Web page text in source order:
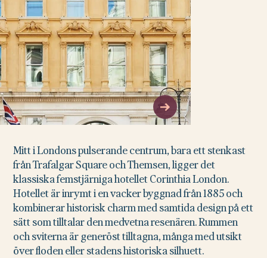
Mitt i Londons pulserande centrum, bara ett stenkast
från Trafalgar Square och Themsen, ligger det
klassiska femstjärniga hotellet Corinthia London.
Hotellet är inrymt i en vacker byggnad från 1885 och
kombinerar historisk charm med samtida design på ett
sätt som tilltalar den medvetna resenären. Rummen
och sviterna är generöst tilltagna, många med utsikt
över floden eller stadens historiska silhuett.